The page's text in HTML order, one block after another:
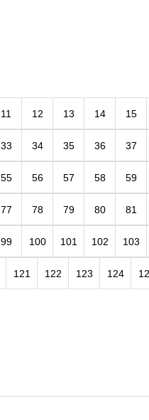
11 12 13 14 15
33 34 35 36 37
55 56 57 58 59
77 78 79 80 81
99 100 101 102 103
121 122 123 124